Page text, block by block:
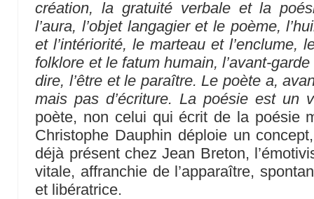
création, la gratuité verbale et la
l’aura, l’objet langagier et le poème,
et l’intériorité, le marteau et l’enclume,
folklore et le fatum humain, l’avant-
dire, l’être et le paraître. Le poète a,
mais pas d’écriture. La poésie est un
poète, non celui qui écrit de la poésie
Christophe Dauphin déploie un
déjà présent chez Jean Breton,
vitale, affranchie de l’apparaître,
et libératrice.